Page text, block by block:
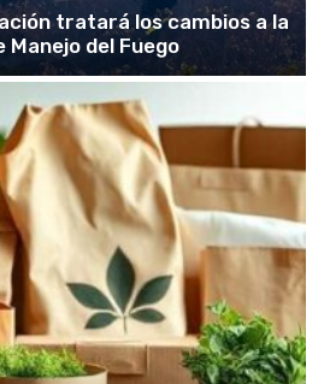
tratará los cambios a la
Manejo del Fuego